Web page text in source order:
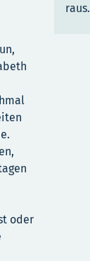
oder
raus.